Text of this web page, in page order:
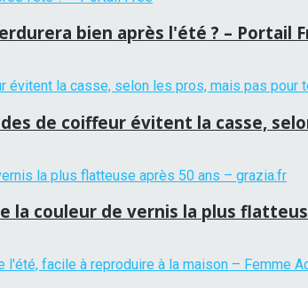
bien après l'été ? – Portail
de coiffeur évitent la casse,
la couleur de vernis la plus